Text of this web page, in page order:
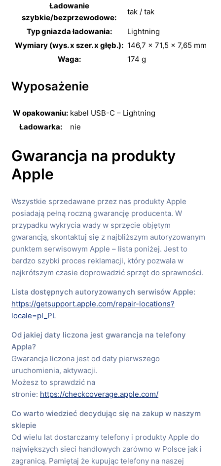
Ładowanie
szybkie/bezprzewodowe:
tak / tak
Typ gniazda ładowania:
Lightning
Wymiary (wys. x szer. x głęb.): 146,7 x 71,5 x 7,65 mm
Waga:
174 g
Wyposażenie
W opakowaniu: kabel USB-C – Lightning
Ładowarka:
nie
Gwarancja na produkty
Apple
Wszystkie sprzedawane przez nas produkty Apple
posiadają pełną roczną gwarancję producenta. W
przypadku wykrycia wady w sprzęcie objętym
gwarancją, skontaktuj się z najbliższym autoryzowanym
punktem serwisowym Apple – lista poniżej. Jest to
bardzo szybki proces reklamacji, który pozwala w
najkrótszym czasie doprowadzić sprzęt do sprawności.
Lista dostępnych autoryzowanych serwisów Apple:
https://getsupport.apple.com/repair-locations?
locale=pl_PL
Od jakiej daty liczona jest gwarancja na telefony
Appla?
Gwarancja liczona jest od daty pierwszego
uruchomienia, aktywacji.
Możesz to sprawdzić na
stronie: https://checkcoverage.apple.com/
Co warto wiedzieć decydując się na zakup w naszym
sklepie
Od wielu lat dostarczamy telefony i produkty Apple do
największych sieci handlowych zarówno w Polsce jak i
zagranicą. Pamiętaj że kupując telefony na naszej